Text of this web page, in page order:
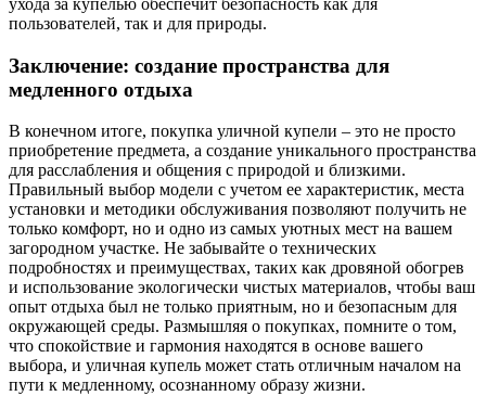
ухода за купелью обеспечит безопасность как для
пользователей, так и для природы.
Заключение: создание пространства для
медленного отдыха
В конечном итоге, покупка уличной купели – это не просто
приобретение предмета, а создание уникального пространства
для расслабления и общения с природой и близкими.
Правильный выбор модели с учетом ее характеристик, места
установки и методики обслуживания позволяют получить не
только комфорт, но и одно из самых уютных мест на вашем
загородном участке. Не забывайте о технических
подробностях и преимуществах, таких как дровяной обогрев
и использование экологически чистых материалов, чтобы ваш
опыт отдыха был не только приятным, но и безопасным для
окружающей среды. Размышляя о покупках, помните о том,
что спокойствие и гармония находятся в основе вашего
выбора, и уличная купель может стать отличным началом на
пути к медленному, осознанному образу жизни.